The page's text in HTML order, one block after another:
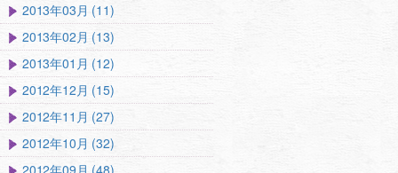
2013年03月 (11)
2013年02月 (13)
2013年01月 (12)
2012年12月 (15)
2012年11月 (27)
2012年10月 (32)
2012年09月 (48)